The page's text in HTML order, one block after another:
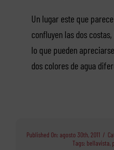
Un lugar este que
confluyen las dos
lo que pueden
dos colores de agua
Published On: agosto 30th, 2011 /
Tags: bellavista,